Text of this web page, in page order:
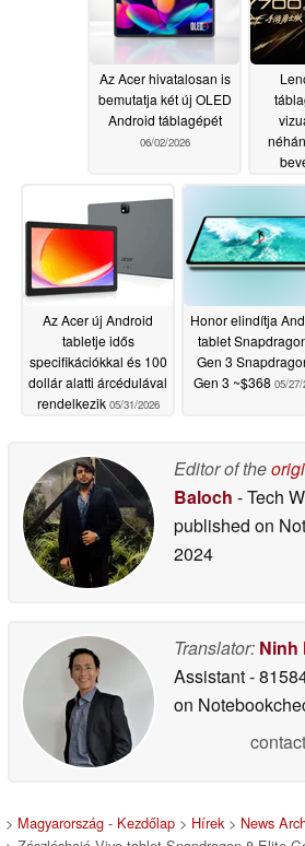
Az Acer hivatalosan is
bemutatja két új OLED
Android táblagépét
06/02/2026
Az Acer új Android
tabletje idős
specifikációkkal és 100
dollár alatti árcédulával
rendelkezik 05/31/2026
Honor elindítja
tablet
Gen 3
Gen 3 ~$368 05/27/
Editor of the
Baloch - Tech
published on
2024
Translator: Ninh
Assistant-
on
> Magyarország - Kezdőlap > Hírek> News